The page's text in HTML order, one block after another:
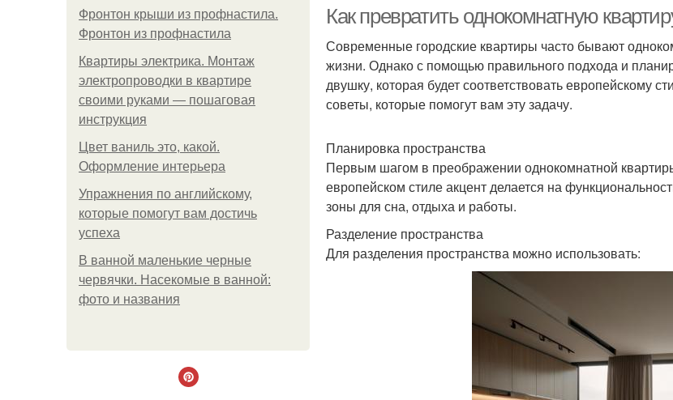
Фронтон крыши из профнастила.
Фронтон из профнастила
Квартиры электрика. Монтаж
электропроводки в квартире
своими руками — пошаговая
инструкция
Цвет ваниль это, какой.
Оформление интерьера
Упражнения по английскому,
которые помогут вам достичь
успеха
В ванной маленькие черные
червячки. Насекомые в ванной:
фото и названия
гипсокартона
Простой каркас
Как превратить однокомнатную
Современные городские квартиры часто бывают
жизни. Однако с помощью правильного подхода и
двушку, которая будет соответствовать европейскому
советы, которые помогут вам эту задачу.
Планировка пространства
Первым шагом в преображении однокомнатной
европейском стиле акцент делается на
зоны для сна, отдыха и работы.
Разделение пространства
Для разделения пространства можно использовать: